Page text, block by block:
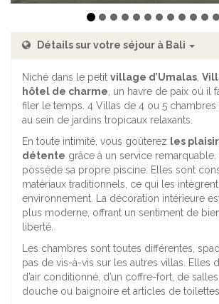
Détails sur votre séjour à Bali
Niché dans le petit village d’Umalas,
hôtel de charme, un havre de paix où il
filer le temps. 4 Villas de 4 ou 5
au sein de jardins tropicaux relaxants.
En toute intimité, vous goûterez les
détente grâce à un service remarquable.
possède sa propre piscine. Elles sont
matériaux traditionnels, ce qui les
environnement. La décoration intérieure
plus moderne, offrant un sentiment de
liberté.
Les chambres sont toutes différentes,
pas de vis-à-vis sur les autres villas. Elles
d’air conditionné, d’un coffre-fort, de
douche ou baignoire et articles de